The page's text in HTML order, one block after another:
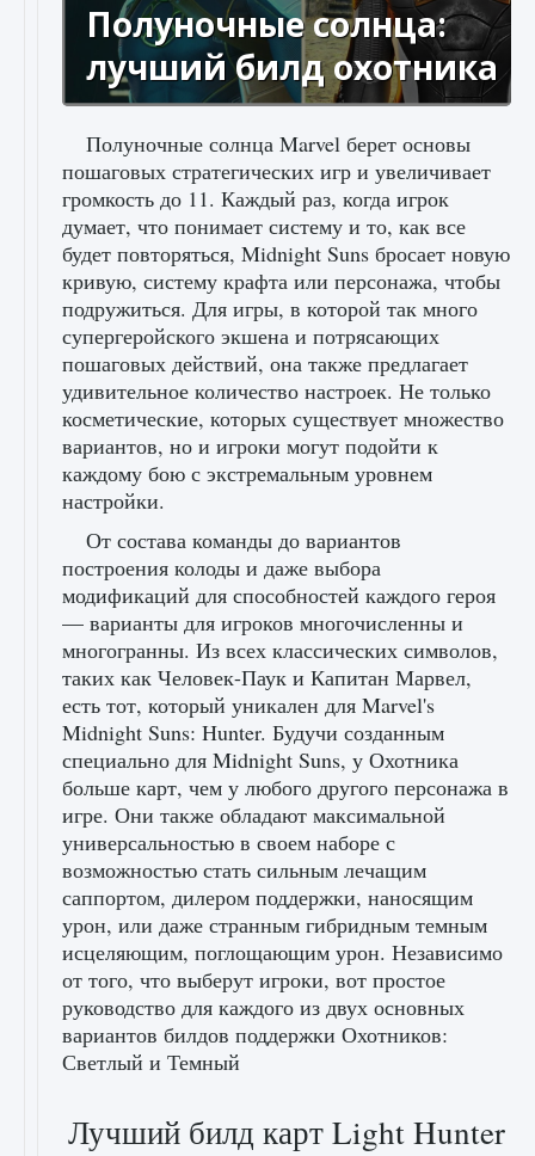
Полуночные солнца:
лучший билд охотника
Полуночные солнца Marvel берет основы
пошаговых стратегических игр и увеличивает
громкость до 11. Каждый раз, когда игрок
думает, что понимает систему и то, как все
будет повторяться, Midnight Suns бросает новую
кривую, систему крафта или персонажа, чтобы
подружиться. Для игры, в которой так много
супергеройского экшена и потрясающих
пошаговых действий, она также предлагает
удивительное количество настроек. Не только
косметические, которых существует множество
вариантов, но и игроки могут подойти к
каждому бою с экстремальным уровнем
настройки.
От состава команды до вариантов
построения колоды и даже выбора
модификаций для способностей каждого героя
— варианты для игроков многочисленны и
многогранны. Из всех классических символов,
таких как Человек-Паук и Капитан Марвел,
есть тот, который уникален для Marvel's
Midnight Suns: Hunter. Будучи созданным
специально для Midnight Suns, у Охотника
больше карт, чем у любого другого персонажа в
игре. Они также обладают максимальной
универсальностью в своем наборе с
возможностью стать сильным лечащим
саппортом, дилером поддержки, наносящим
урон, или даже странным гибридным темным
исцеляющим, поглощающим урон. Независимо
от того, что выберут игроки, вот простое
руководство для каждого из двух основных
вариантов билдов поддержки Охотников:
Светлый и Темный
Лучший билд карт Light Hunter